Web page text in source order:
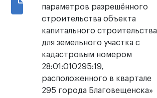
параметров разрешённого
строительства объекта
капитального строительства
для земельного участка с
кадастровым номером
28:01:010295:19,
расположенного в квартале
295 города Благовещенска»